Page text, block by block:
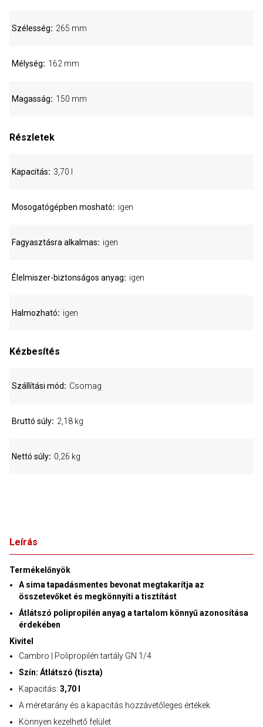
Leírás
Termékelőnyök
A sima tapadásmentes bevonat megtakarítja az
összetevőket és megkönnyíti a tisztítást
Átlátszó polipropilén anyag a tartalom könnyű azonosítása
érdekében
Kivitel
Cambro | Polipropilén tartály GN 1/4
Szín: Átlátszó (tiszta)
Kapacitás: 3,70 l
A méretarány és a kapacitás hozzávetőleges értékek
Könnyen kezelhető felület
Szélesség 265 mm
Mélység 162 mm
Magasság 150 mm
Részletek
Kapacitás 3,70 l
Mosogatógépben mosható igen
Fagyasztásra alkalmas igen
Élelmiszer-biztonságos anyag igen
Halmozható igen
Kézbesítés
Szállítási mód Csomag
Bruttó súly 2,18 kg
Nettó súly 0,26 kg